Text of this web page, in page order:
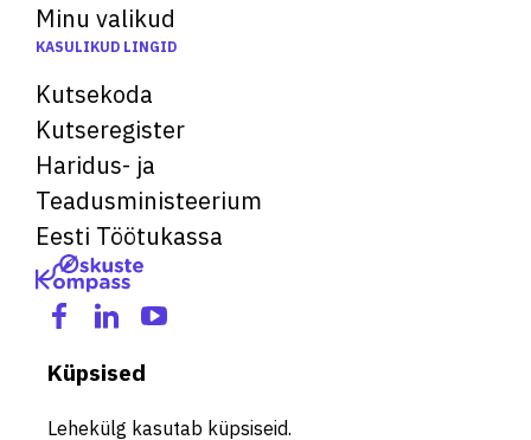
Minu valikud
KASULIKUD LINGID
Kutsekoda
Kutseregister
Haridus- ja
Teadusministeerium
Eesti Töötukassa
Küpsised
Lehekülg kasutab küpsiseid.